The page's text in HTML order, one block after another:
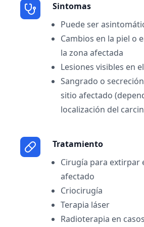
Sintomas
Puede ser
Cambios en la piel o
la zona afectada
Lesiones visibles en
Sangrado o
sitio afectado
localización del
Tratamiento
Cirugía para extirpar
afectado
Criocirugía
Terapia láser
Radioterapia en